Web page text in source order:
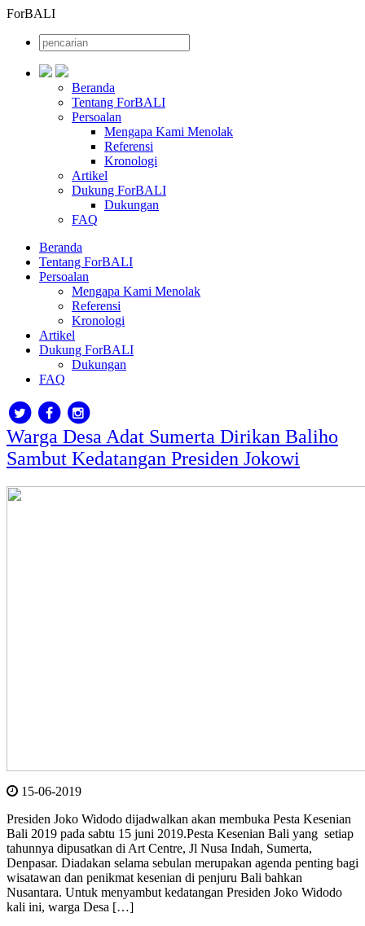
ForBALI
Beranda
Tentang ForBALI
Persoalan
Mengapa Kami Menolak
Referensi
Kronologi
Artikel
Dukung ForBALI
Dukungan
FAQ
Beranda
Tentang ForBALI
Persoalan
Mengapa Kami Menolak
Referensi
Kronologi
Artikel
Dukung ForBALI
Dukungan
FAQ
Warga Desa Adat Sumerta Dirikan Baliho
Sambut Kedatangan Presiden Jokowi
15-06-2019
Presiden Joko Widodo dijadwalkan akan membuka Pesta Kesenian
Bali 2019 pada sabtu 15 juni 2019.Pesta Kesenian Bali yang setiap
tahunnya dipusatkan di Art Centre, Jl Nusa Indah, Sumerta,
Denpasar. Diadakan selama sebulan merupakan agenda penting bagi
wisatawan dan penikmat kesenian di penjuru Bali bahkan
Nusantara. Untuk menyambut kedatangan Presiden Joko Widodo
kali ini, warga Desa […]